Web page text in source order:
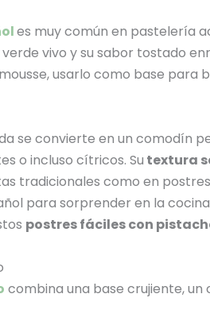
es muy común en pastelería
verde vivo y su sabor tostado
usarlo como base
se convierte en un comodín
o incluso cítricos. Su textura
tradicionales como en
para sorprender en la cocina
postres fáciles con
combina una base crujiente,